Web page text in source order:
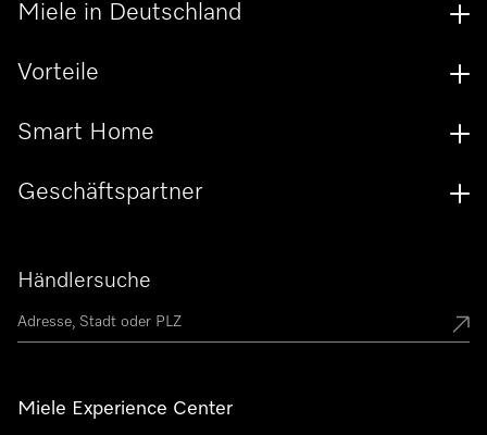
Händlersuche
Miele Experience Center
Miele in Deutschland
Vorteile
Smart Home
Geschäftspartner